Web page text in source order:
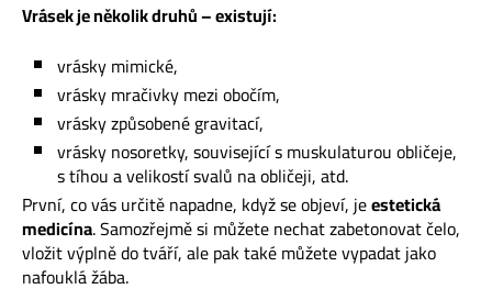
Vrásek je několik druhů – existují:
vrásky mimické,
vrásky mračivky mezi obočím,
vrásky způsobené gravitací,
vrásky nosoretky, související s muskulaturou obličeje,
s tíhou a velikostí svalů na obličeji, atd.
První, co vás určitě napadne, když se objeví, jeestetická
medicína. Samozřejmě si můžete nechat zabetonovat čelo,
vložit výplně do tváří, ale pak také můžete vypadat jako
nafouklá žába.